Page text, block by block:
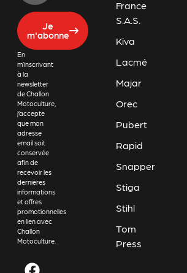
Je
m'abonne
En
m’inscrivant
à la
newsletter
de Challon
Motoculture,
j’accepte
que mon
adresse
email soit
conservée
afin de
recevoir les
dernières
informations
et offres
promotionnelles
en lien avec
Challon
Motoculture.
France
S.A.S.
Kiva
Lacmé
Majar
Orec
Pubert
Rapid
Snapper
Stiga
Stihl
Tom
Press